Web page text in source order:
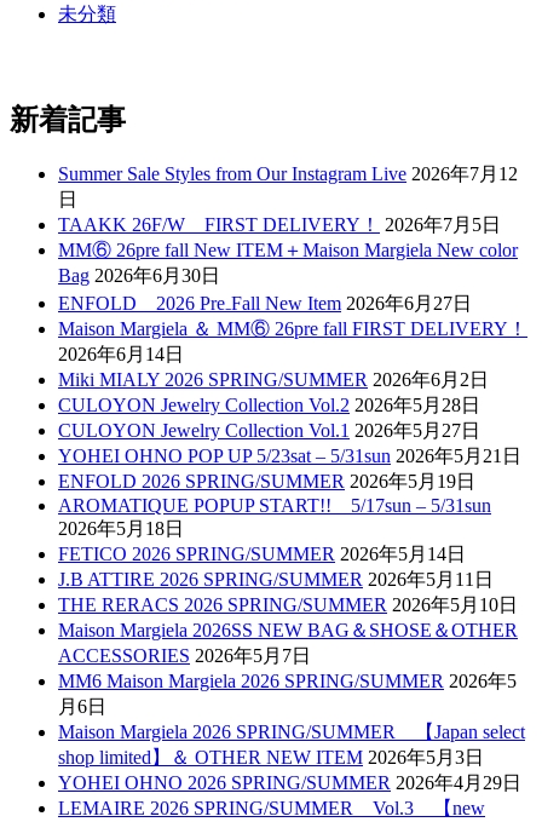
未分類
新着記事
Summer Sale Styles from Our Instagram Live 2026年7月12
日
TAAKK 26F/W FIRST DELIVERY！
2026年7月5日
MM⑥ 26pre fall New ITEM＋Maison Margiela New color
Bag 2026年6月30日
ENFOLD 2026 Pre₋Fall New Item 2026年6月27日
Maison Margiela ＆ MM⑥ 26pre fall FIRST DELIVERY！
2026年6月14日
Miki MIALY 2026 SPRING/SUMMER 2026年6月2日
CULOYON Jewelry Collection Vol.2 2026年5月28日
CULOYON Jewelry Collection Vol.1 2026年5月27日
YOHEI OHNO POP UP 5/23sat – 5/31sun 2026年5月21日
ENFOLD 2026 SPRING/SUMMER 2026年5月19日
AROMATIQUE POPUP START!! 5/17sun – 5/31sun
2026年5月18日
FETICO 2026 SPRING/SUMMER 2026年5月14日
J.B ATTIRE 2026 SPRING/SUMMER 2026年5月11日
THE RERACS 2026 SPRING/SUMMER 2026年5月10日
Maison Margiela 2026SS NEW BAG＆SHOSE＆OTHER
ACCESSORIES 2026年5月7日
MM6 Maison Margiela 2026 SPRING/SUMMER 2026年5
月6日
Maison Margiela 2026 SPRING/SUMMER 【Japan select
shop limited】＆ OTHER NEW ITEM 2026年5月3日
YOHEI OHNO 2026 SPRING/SUMMER 2026年4月29日
LEMAIRE 2026 SPRING/SUMMER Vol.3 【new